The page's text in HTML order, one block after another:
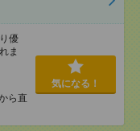
優
ま
ら直
気になる！